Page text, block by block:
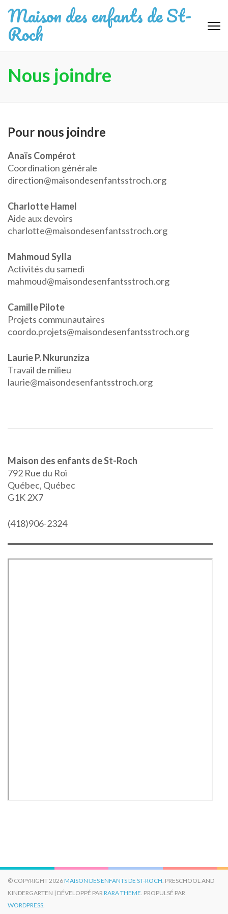
contenu
(Pressez
Maison des enfants de St-
Roch
Nous joindre
Pour nous joindre
Anaïs Compérot
Coordination générale
direction@maisondesenfantsstroch.org
Charlotte Hamel
Aide aux devoirs
charlotte@maisondesenfantsstroch.org
Mahmoud Sylla
Activités du samedi
mahmoud@maisondesenfantsstroch.org
Camille Pilote
Projets communautaires
coordo.projets@maisondesenfantsstroch.org
Laurie P. Nkurunziza
Travail de milieu
laurie@maisondesenfantsstroch.org
Maison des enfants de St-Roch
792 Rue du Roi
Québec, Québec
G1K 2X7
(418)906-2324
© COPYRIGHT 2026MAISON DES ENFANTS DE ST-ROCH. PRESCHOOL AND
KINDERGARTEN | DÉVELOPPÉ PARRARA THEME. PROPULSÉ PAR
WORDPRESS.